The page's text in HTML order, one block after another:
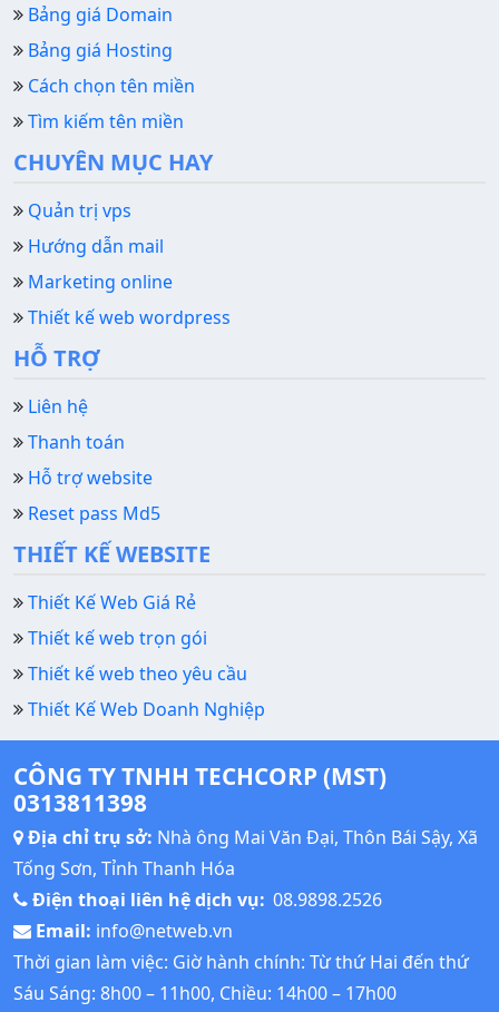
Bảng giá Domain
Bảng giá Hosting
Cách chọn tên miền
Tìm kiếm tên miền
CHUYÊN MỤC HAY
Quản trị vps
Hướng dẫn mail
Marketing online
Thiết kế web wordpress
HỖ TRỢ
Liên hệ
Thanh toán
Hỗ trợ website
Reset pass Md5
THIẾT KẾ WEBSITE
Thiết Kế Web Giá Rẻ
Thiết kế web trọn gói
Thiết kế web theo yêu cầu
Thiết Kế Web Doanh Nghiệp
CÔNG TY TNHH TECHCORP (MST)
0313811398
Địa chỉ trụ sở: Nhà ông Mai Văn Đại, Thôn Bái Sậy, Xã
Tống Sơn, Tỉnh Thanh Hóa
Điện thoại liên hệ dịch vụ: 08.9898.2526
Email: info@netweb.vn
Thời gian làm việc: Giờ hành chính: Từ thứ Hai đến thứ
Sáu Sáng: 8h00 – 11h00, Chiều: 14h00 – 17h00